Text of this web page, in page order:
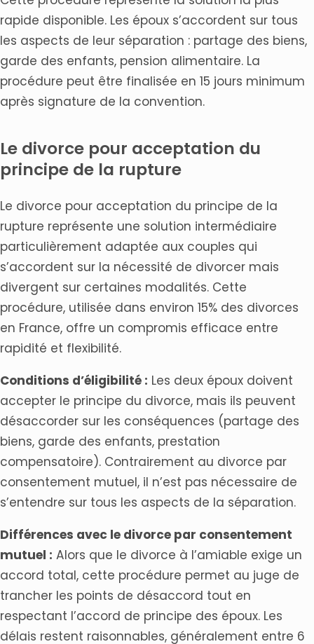
rapide disponible. Les époux s’accordent sur tous
les aspects de leur séparation : partage des biens,
garde des enfants, pension alimentaire. La
procédure peut être finalisée en 15 jours minimum
après signature de la convention.
Le divorce pour acceptation du
principe de la rupture
Le divorce pour acceptation du principe de la
rupture représente une solution intermédiaire
particulièrement adaptée aux couples qui
s’accordent sur la nécessité de divorcer mais
divergent sur certaines modalités. Cette
procédure, utilisée dans environ 15% des divorces
en France, offre un compromis efficace entre
rapidité et flexibilité.
Conditions d’éligibilité : Les deux époux doivent
accepter le principe du divorce, mais ils peuvent
désaccorder sur les conséquences (partage des
biens, garde des enfants, prestation
compensatoire). Contrairement au divorce par
consentement mutuel, il n’est pas nécessaire de
s’entendre sur tous les aspects de la séparation.
Différences avec le divorce par consentement
mutuel : Alors que le divorce à l’amiable exige un
accord total, cette procédure permet au juge de
trancher les points de désaccord tout en
respectant l’accord de principe des époux. Les
délais restent raisonnables, généralement entre 6